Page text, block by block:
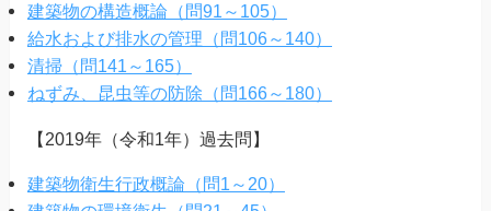
建築物の構造概論（問91～105）
給水および排水の管理（問106～140）
清掃（問141～165）
ねずみ、昆虫等の防除（問166～180）
【2019年（令和1年）過去問】
建築物衛生行政概論（問1～20）